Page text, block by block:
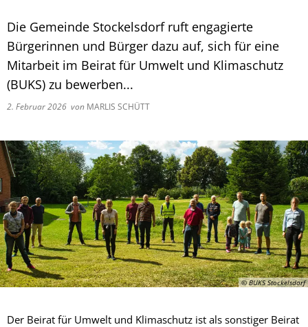
Die Gemeinde Stockelsdorf ruft engagierte
Bürgerinnen und Bürger dazu auf, sich für eine
Mitarbeit im Beirat für Umwelt und Klimaschutz
(BUKS) zu bewerben...
2. Februar 2026 von MARLIS SCHÜTT
© BUKS Stockelsdorf
Der Beirat für Umwelt und Klimaschutz ist als sonstiger Beirat